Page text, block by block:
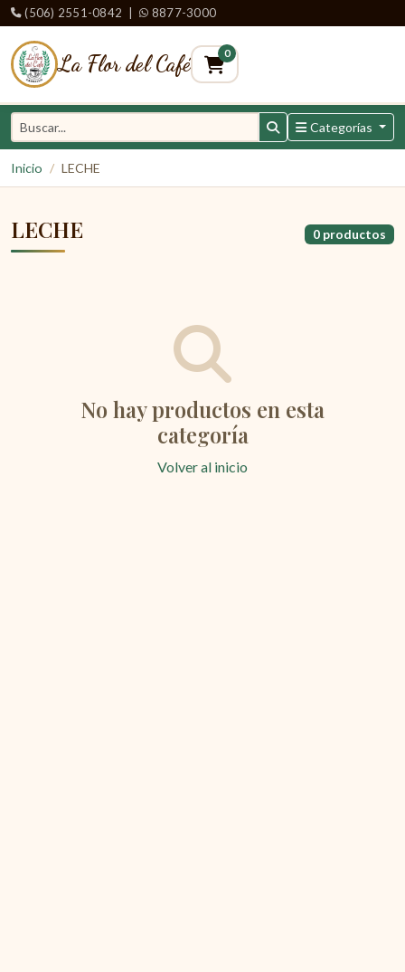
(506) 2551-0842 8877-3000
La Flor del Café 0
Categorías
Inicio LECHE
LECHE 0 productos
No hay productos en esta
categoría
Volver al inicio